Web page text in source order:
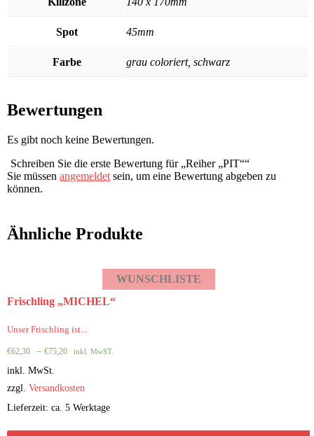
Spot 45mm
Farbe grau coloriert, schwarz
Bewertungen
Es gibt noch keine Bewertungen.
Schreiben Sie die erste Bewertung für „Reiher „PIT““
Sie müssenangemeldet sein, um eine Bewertung abgeben zu
können.
Ähnliche Produkte
WUNSCHLISTE
Frischling „MICHEL“
Unser Frischling ist...
€62,30 –€75,20 inkl. MwST.
inkl. MwSt.
zzgl.Versandkosten
Lieferzeit: ca. 5 Werktage